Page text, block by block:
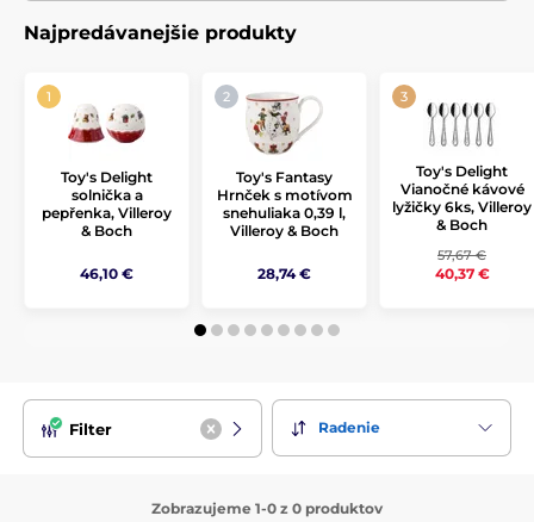
Najpredávanejšie produkty
Toy's Delight
solnička a
pepřenka, Villeroy
& Boch
46,10 €
Toy's Fantasy
Hrnček s motívom
snehuliaka 0,39 l,
Villeroy & Boch
28,74 €
Toy's Delight
Vianočné kávové
lyžičky 6ks, Villeroy
& Boch
57,67 €
40,37 €
Filter Radenie
Zobrazujeme 1-0 z 0 produktov